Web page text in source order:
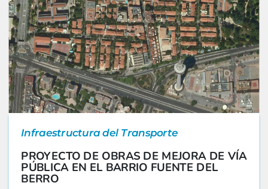
Infraestructura del Transporte
PROYECTO DE OBRAS DE MEJORA DE VÍA
PÚBLICA EN EL BARRIO FUENTE DEL
BERRO